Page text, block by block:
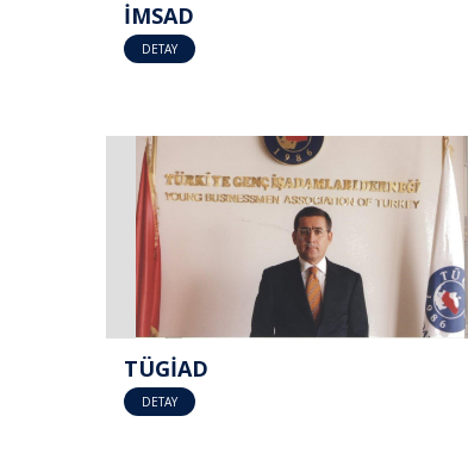
İMSAD
DETAY
TÜGİAD
DETAY